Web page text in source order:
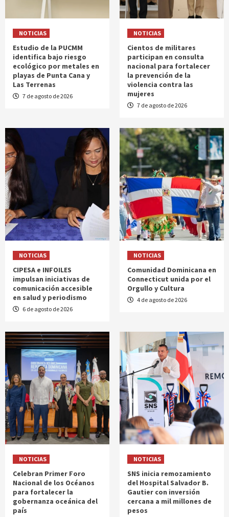
NOTICIAS
Estudio de la PUCMM
identifica bajo riesgo
ecológico por metales en
playas de Punta Cana y
Las Terrenas
7 de agosto de 2026
NOTICIAS
Cientos de militares
participan en consulta
nacional para fortalecer
la prevención de la
violencia contra las
mujeres
7 de agosto de 2026
NOTICIAS
CIPESA e INFOILES
impulsan iniciativas de
comunicación accesible
en salud y periodismo
6 de agosto de 2026
NOTICIAS
Comunidad Dominicana en
Connecticut unida por el
Orgullo y Cultura
4 de agosto de 2026
NOTICIAS
Celebran Primer Foro
Nacional de los Océanos
para fortalecer la
gobernanza oceánica del
país
NOTICIAS
SNS inicia remozamiento
del Hospital Salvador B.
Gautier con inversión
cercana a mil millones de
pesos